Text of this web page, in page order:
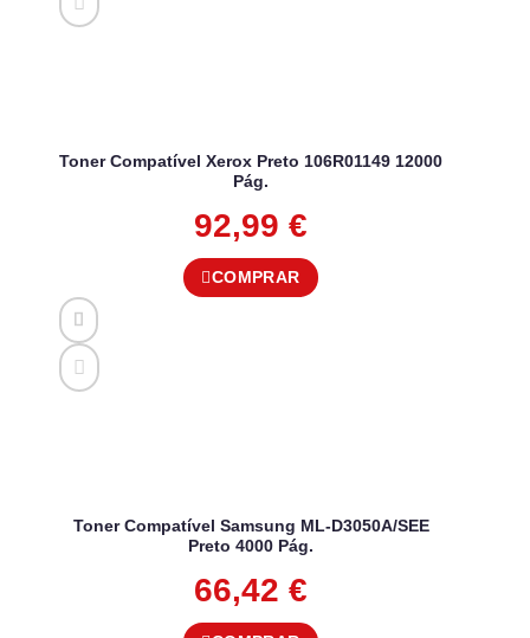
Toner Compatível Xerox Preto 106R01149 12000
Pág.
92,99 €
COMPRAR
Toner Compatível Samsung ML-D3050A/SEE
Preto 4000 Pág.
66,42 €